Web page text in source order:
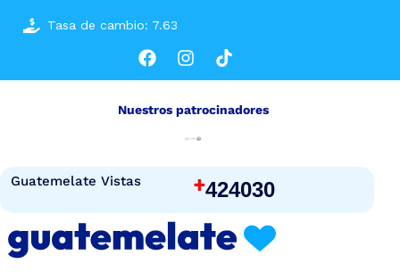
Tasa de cambio: 7.63
Guatemelate Vistas +424030
Nuestros patrocinadores